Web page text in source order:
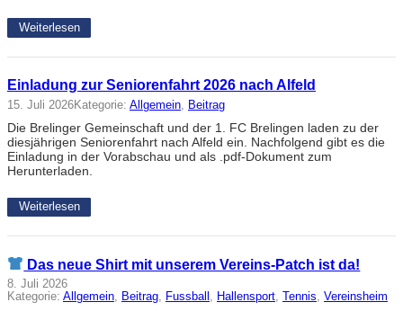
Weiterlesen
Einladung zur Seniorenfahrt 2026 nach Alfeld
15. Juli 2026Kategorie: Allgemein Beitrag
Die Brelinger Gemeinschaft und der 1. FC Brelingen laden zu der
diesjährigen Seniorenfahrt nach Alfeld ein. Nachfolgend gibt es die
Einladung in der Vorabschau und als .pdf-Dokument zum
Herunterladen.
Weiterlesen
Das neue Shirt mit unserem Vereins-Patch ist da!
8. Juli 2026
Kategorie: Allgemein, Beitrag, Fussball , Hallensport, Tennis, Vereinsheim